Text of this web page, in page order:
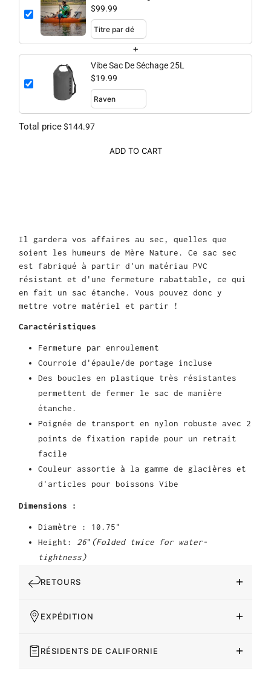
pièces
$99.99
+
Vibe Sac De Séchage 25L
$19.99
Total price$144.97
ADD TO CART
Il gardera vos affaires au sec, quelles que
soient les humeurs de Mère Nature. Ce sac sec
est fabriqué à partir d'un matériau PVC
résistant et d'une fermeture rabattable, ce qui
en fait un sac étanche. Vous pouvez donc y
mettre votre matériel et partir !
Caractéristiques
Fermeture par enroulement
Courroie d'épaule/de portage incluse
Des boucles en plastique très résistantes
permettent de fermer le sac de manière
étanche.
Poignée de transport en nylon robuste avec 2
points de fixation rapide pour un retrait
facile
Couleur assortie à la gamme de glacières et
d'articles pour boissons Vibe
Dimensions :
Diamètre : 10.75"
Height:
26" (Folded twice for water-
tightness)
RETOURS
EXPÉDITION
RÉSIDENTS DE CALIFORNIE